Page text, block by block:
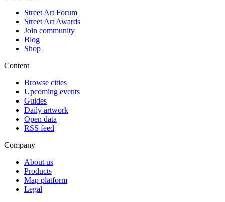
Street Art Forum
Street Art Awards
Join community
Blog
Shop
Content
Browse cities
Upcoming events
Guides
Daily artwork
Open data
RSS feed
Company
About us
Products
Map platform
Legal